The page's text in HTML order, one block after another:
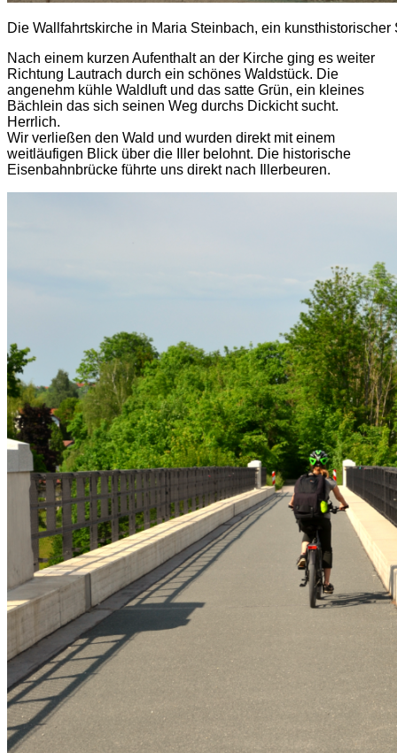
Die Wallfahrtskirche in Maria Steinbach, ein kunsthistorischer
Nach einem kurzen Aufenthalt an der Kirche ging es weiter
Richtung Lautrach durch ein schönes Waldstück. Die
angenehm kühle Waldluft und das satte Grün, ein kleines
Bächlein das sich seinen Weg durchs Dickicht sucht.
Herrlich.
Wir verließen den Wald und wurden direkt mit einem
weitläufigen Blick über die Iller belohnt. Die historische
Eisenbahnbrücke führte uns direkt nach Illerbeuren.